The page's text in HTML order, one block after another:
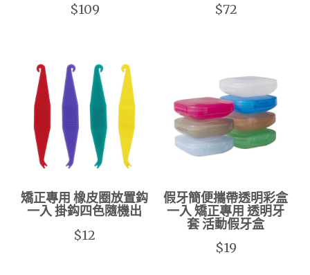
$109 $72
矯正專用 橡皮圈放置鈎
一入 掛鈎四色隨機出
$12
假牙簡便攜帶透明彩盒
一入 矯正專用 透明牙
套 活動假牙盒
$19